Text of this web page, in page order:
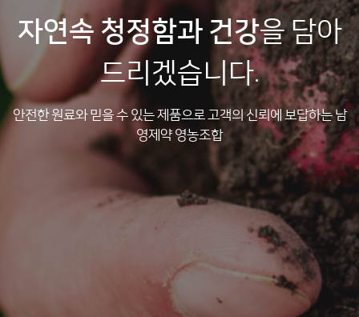
자연속 청정함과 건강을 담아
드리겠습니다.
안전한 원료와 믿을 수 있는 제품으로 고객의 신뢰에 보답하는 남
영제약 영농조합